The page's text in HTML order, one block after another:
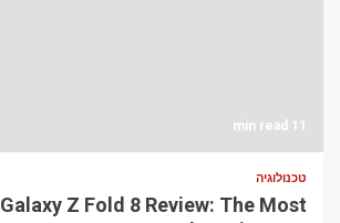
11 min read
טכנולוגיה
Z Fold 8 Review: The Most